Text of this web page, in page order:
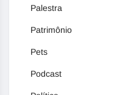
Palestra
Patrimônio
Pets
Podcast